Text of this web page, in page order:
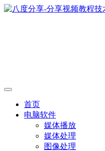
首页
电脑软件
媒体播放
媒体处理
图像处理